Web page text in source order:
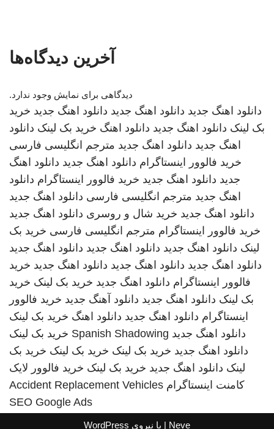
آخرین دیدگاه‌ها
دیدگاهی برای نمایش وجود ندارد.
دانلود اهنگ جدید دانلود اهنگ جدید دانلود اهنگ جدید خرید
بک لینک دانلود اهنگ جدید دانلود اهنگ خرید بک لینک دانلود
اهنگ جدید دانلود اهنگ جدید مترجم انگلیسی فارسی
خرید فالوور اینستاگرام دانلود اهنگ جدید دانلود اهنگ
جدید دانلود اهنگ جدید خرید فالوور اینستاگرام دانلود
اهنگ جدید مترجم انگلیسی فارسی دانلود اهنگ جدید
دانلود اهنگ جدید خرید شال و روسری دانلود اهنگ جدید
خرید فالوور اینستاگرام مترجم انگلیسی فارسی خرید بک
لینک دانلود اهنگ جدید دانلود اهنگ جدید دانلود اهنگ جدید
دانلود اهنگ جدید دانلود اهنگ جدید دانلود اهنگ جدید خرید
فالوور اینستاگرام دانلود اهنگ جدید خرید بک لینک خرید
بک لینک دانلود اهنگ جدید دانلود آهنگ جدید خرید فالوور
اینستاگرام دانلود اهنگ جدید دانلود اهنگ خرید بک لینک
دانلود اهنگ جدید Spanish Shadowing خرید بک لینک
دانلود اهنگ جدید خرید بک لینک خرید بک لینک خرید بک
لینک دانلود اهنگ جدید خرید بک لینک خرید فالوور لایک
کامنت اینستاگرام Accident Replacement Vehicles
SEO Google Ads
Neve | با نیروی WordPress